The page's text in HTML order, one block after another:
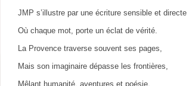
JMP s’illustre par une écriture sensible et directe
Où chaque mot, porte un éclat de vérité.
La Provence traverse souvent ses pages,
Mais son imaginaire dépasse les frontières,
Mêlant humanité, aventures et poésie.